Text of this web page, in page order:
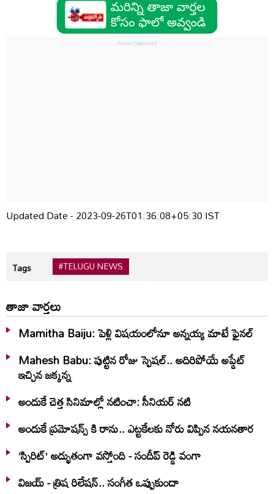
Updated Date - 2023-09-26T01:36:08+05:30 IST
Tags #TELUGU NEWS
తాజా వార్తలు
Mamitha Baiju: పెళ్లి విషయంలోనూ అన్నయ్య మాటే ఫైనల్‌
Mahesh Babu: పుట్టిన రోజు స్పెషల్.. అదిరిపోయే అప్డేట్
ఇచ్చిన జక్కన్న
అందుకే చెత్త సినిమాల్లో నటించా: సీనియర్ నటి
అందుకే ప్రమోషన్స్ కి రాను.. ఎట్టకేలకు నోరు విప్పిన నయనతార
‘స్పిరిట్’ అద్భుతంగా వస్తోంది - సందీప్ రెడ్డి వంగా
విజయ్ - త్రిష రిలేషన్.. సంగీత ఒప్పుకుందా